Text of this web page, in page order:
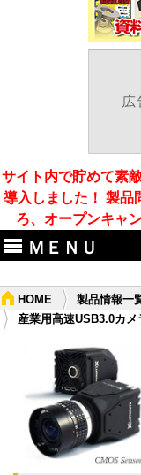
サイト内で貯めて素
導入しました！ 製品
ろ、オープンキャ
ＭＥＮＵ
HOME 製品情報一
産業用高速USB3.0カ